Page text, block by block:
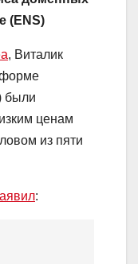
(ENS)
, Виталик
были
ценам
из пяти
: